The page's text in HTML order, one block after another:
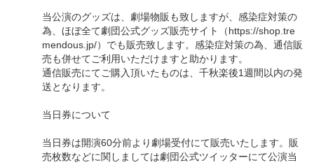
当公演のグッズは、劇場物販も致しますが、感染症対策の
為、ほぼ全て劇団公式グッズ販売サイト（https://shop.tre
mendous.jp/）でも販売致します。感染症対策の為、通信販
売も併せてご利用いただけますと助かります。
通信販売にてご購入頂いたものは、千秋楽後1週間以内の発
送となります。
当日券について
当日券は開演60分前より劇場受付にて販売いたします。販
売枚数などに関しましては劇団公式ツイッターにて公演当